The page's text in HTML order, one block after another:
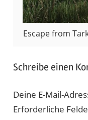
Escape from
Schreibe einen
Deine E-Mail-
Erforderliche